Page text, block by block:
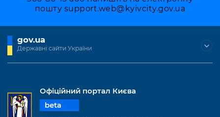
пошту support.web@kyivcity.gov.ua
gov.ua
Державні сайти України
Офіційний портал Києва
beta